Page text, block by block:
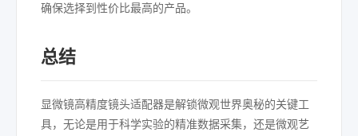
确保选择到性价比最高的产品。
总结
显微镜高精度镜头适配器是解锁微观世界奥秘的关键工
具，无论是用于科学实验的精准数据采集，还是微观艺